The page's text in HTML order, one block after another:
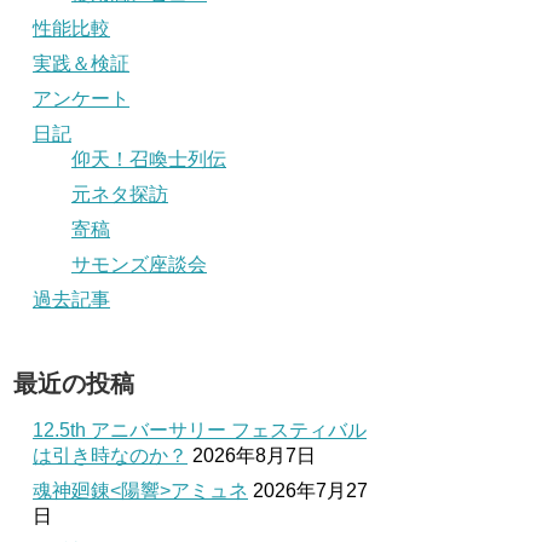
性能比較
実践＆検証
アンケート
日記
仰天！召喚士列伝
元ネタ探訪
寄稿
サモンズ座談会
過去記事
最近の投稿
12.5th アニバーサリー フェスティバル
は引き時なのか？ 2026年8月7日
魂神廻錬<陽響>アミュネ 2026年7月27
日